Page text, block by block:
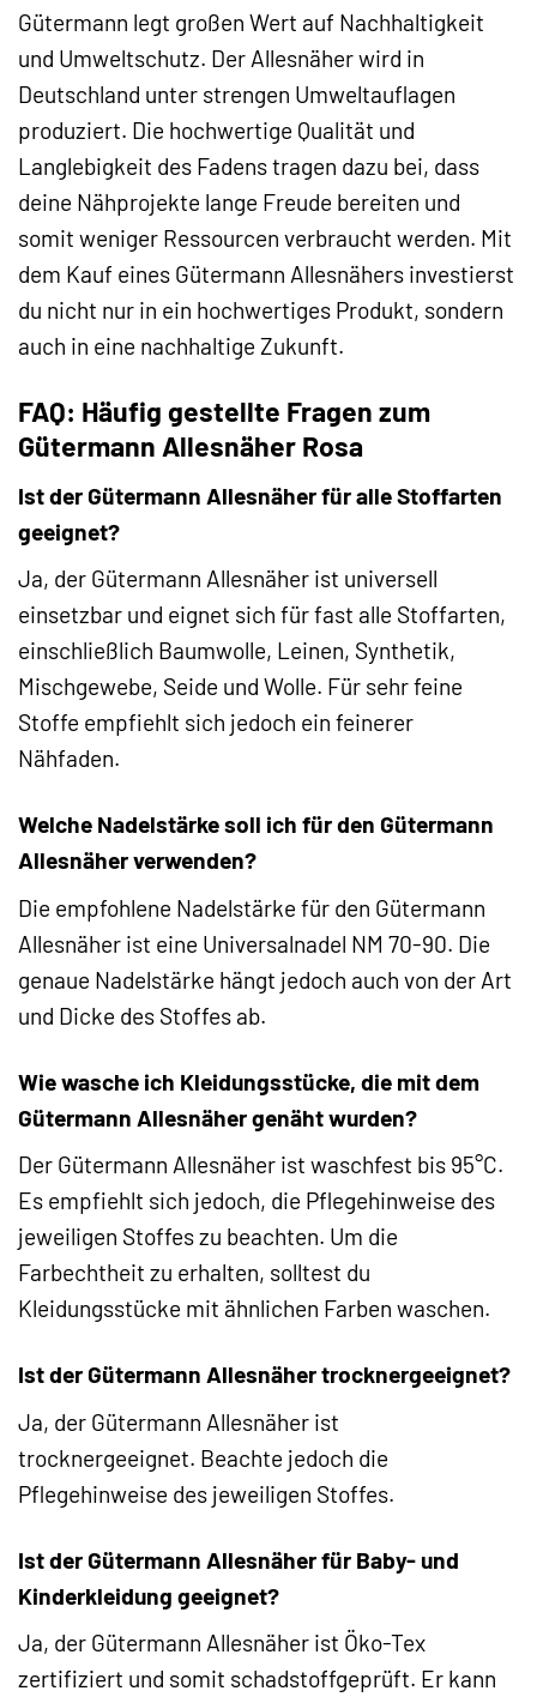
Gütermann legt großen Wert auf Nachhaltigkeit
und Umweltschutz. Der Allesnäher wird in
Deutschland unter strengen Umweltauflagen
produziert. Die hochwertige Qualität und
Langlebigkeit des Fadens tragen dazu bei, dass
deine Nähprojekte lange Freude bereiten und
somit weniger Ressourcen verbraucht werden. Mit
dem Kauf eines Gütermann Allesnähers investierst
du nicht nur in ein hochwertiges Produkt, sondern
auch in eine nachhaltige Zukunft.
FAQ: Häufig gestellte Fragen zum
Gütermann Allesnäher Rosa
Ist der Gütermann Allesnäher für alle Stoffarten
geeignet?
Ja, der Gütermann Allesnäher ist universell
einsetzbar und eignet sich für fast alle Stoffarten,
einschließlich Baumwolle, Leinen, Synthetik,
Mischgewebe, Seide und Wolle. Für sehr feine
Stoffe empfiehlt sich jedoch ein feinerer
Nähfaden.
Welche Nadelstärke soll ich für den Gütermann
Allesnäher verwenden?
Die empfohlene Nadelstärke für den Gütermann
Allesnäher ist eine Universalnadel NM 70-90. Die
genaue Nadelstärke hängt jedoch auch von der Art
und Dicke des Stoffes ab.
Wie wasche ich Kleidungsstücke, die mit dem
Gütermann Allesnäher genäht wurden?
Der Gütermann Allesnäher ist waschfest bis 95°C.
Es empfiehlt sich jedoch, die Pflegehinweise des
jeweiligen Stoffes zu beachten. Um die
Farbechtheit zu erhalten, solltest du
Kleidungsstücke mit ähnlichen Farben waschen.
Ist der Gütermann Allesnäher trocknergeeignet?
Ja, der Gütermann Allesnäher ist
trocknergeeignet. Beachte jedoch die
Pflegehinweise des jeweiligen Stoffes.
Ist der Gütermann Allesnäher für Baby- und
Kinderkleidung geeignet?
Ja, der Gütermann Allesnäher ist Öko-Tex
zertifiziert und somit schadstoffgeprüft. Er kann